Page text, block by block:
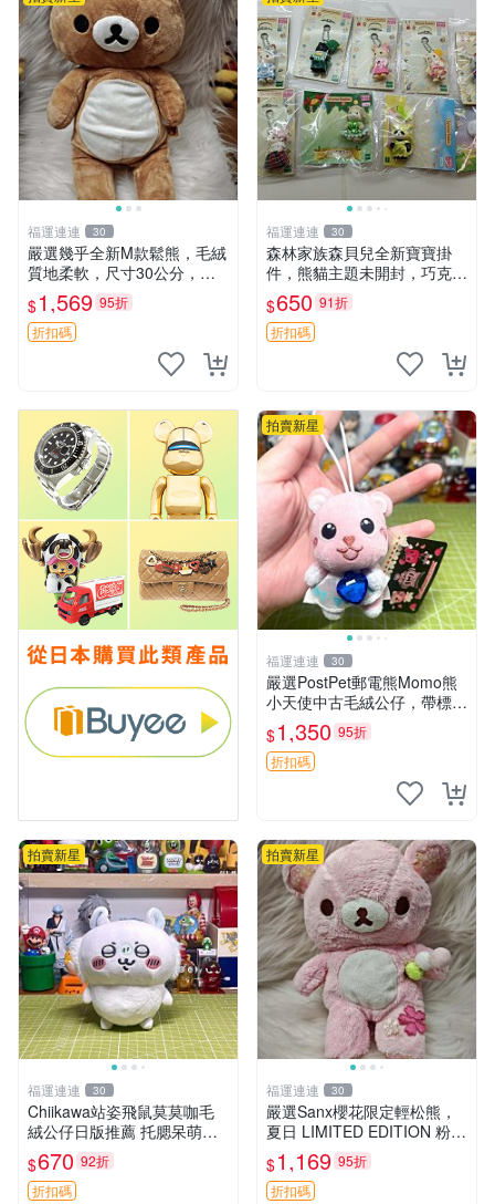
福運連連 30
嚴選幾乎全新M款鬆熊，毛絨
質地柔軟，尺寸30公分，做
工精緻可愛，適合收藏或贈送
親友。中古使用痕跡，手感依
然優良。 鬆熊 嬰熊 毛玩偶
$1,569 95折
折扣碼
福運連連 30
森林家族森貝兒全新寶寶掛
件，熊貓主題未開封，巧克力
兔牛奶兔郁金香兔貓吉娃娃嚴
選，適合收藏 熊貓 森林 寶寶
$650 91折
折扣碼
拍賣新星
福運連連 30
嚴選PostPet郵電熊Momo熊
小天使中古毛絨公仔，帶標牌
保存完好。絕版稀有少見收藏
品，微瑕可接受，狀態如圖。
所見即所得，毛絨精品嚴選推
$1,350 95折
折扣碼
拍賣新星
福運連連 30
Chiikawa站姿飛鼠莫莫咖毛
絨公仔日版推薦 托腮呆萌可
愛 15cm豆袋底部 當代嚴選
毛絨玩具 公仔 莫莫卡 像人
$670 92折
折扣碼
拍賣新星
福運連連 30
嚴選Sanx櫻花限定輕松熊，
夏日 LIMITED EDITION 粉色
毛絨熊，背有拉鏈設計，肚內
填充豆袋，精致工藝呈現，狀
態如新，適合收藏與送人 櫻
$1,169 95折
折扣碼